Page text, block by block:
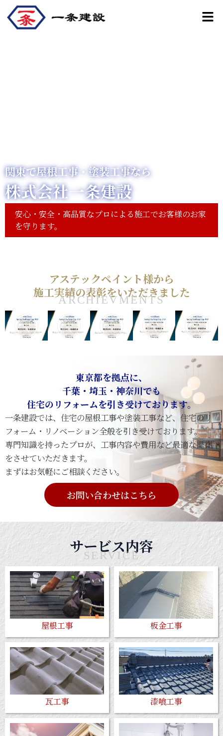
容
メ
ニ
関東で屋根工事・塗装工事なら
株式会社一条建設
安心・安全・高品質なプロによる施工でお客様のお家
を守ります。
アステックペイント様から
施工実績の表彰をいただきました
ARCHIEVMENTS
東京都を拠点に、
千葉・埼玉・神奈川でも
住宅のリフォームを引き受けております。
一条建設では、住宅の屋根工事や塗装工事など、住宅のリ
フォーム・リノベーション全般を引き受けております。
専門知識を持ったプロが、工事内容や費用など最適な提案
をさせていただきます。
まずはお気軽にご相談ください。
お問い合わせはこちら
サービス内容
SERVICE
屋根工事 板金工事
瓦工事 漆喰工事